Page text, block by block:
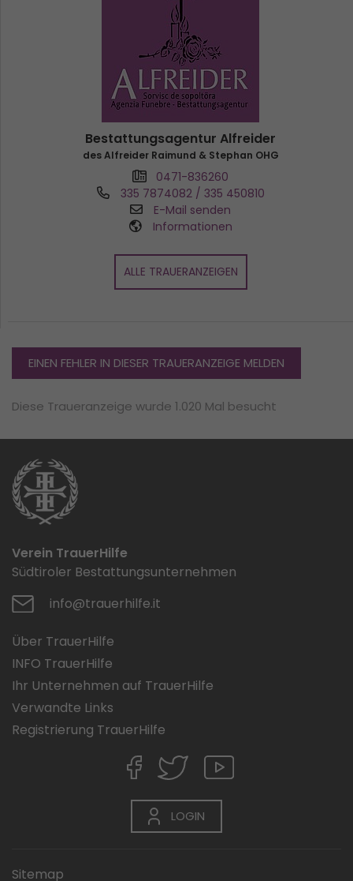
Bestattungsagentur Alfreider
des Alfreider Raimund & Stephan OHG
0471-836260
335 7874082 / 335 450810
E-Mail senden
Informationen
ALLE TRAUERANZEIGEN
EINEN FEHLER IN DIESER TRAUERANZEIGE MELDEN
Diese Traueranzeige wurde 1.020 Mal besucht
Verein TrauerHilfe
Südtiroler Bestattungsunternehmen
info@trauerhilfe.it
Über TrauerHilfe
INFO TrauerHilfe
Ihr Unternehmen auf TrauerHilfe
Verwandte Links
Registrierung TrauerHilfe
LOGIN
Sitemap